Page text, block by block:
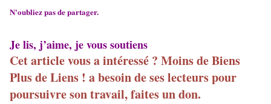
N'oubliez pas de partager.
Je lis, j’aime, je vous soutiens
Cet article vous a intéressé ? Moins de Biens
Plus de Liens ! a besoin de ses lecteurs pour
poursuivre son travail, faites un don.